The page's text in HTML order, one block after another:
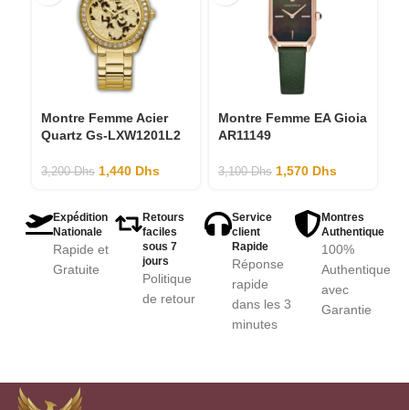
Montre Femme Acier
Quartz Gs-LXW1201L2
3,200Dhs 1,440 Dhs
Montre Femme EA Gioia
AR11149
3,100Dhs 1,570 Dhs
Expédition
Nationale
Rapide et
Gratuite
Retours
faciles
sous 7
jours
Politique
de retour
Service
client
Rapide
Réponse
rapide
dans les 3
minutes
Montres
Authentique
100%
Authentique
avec
Garantie